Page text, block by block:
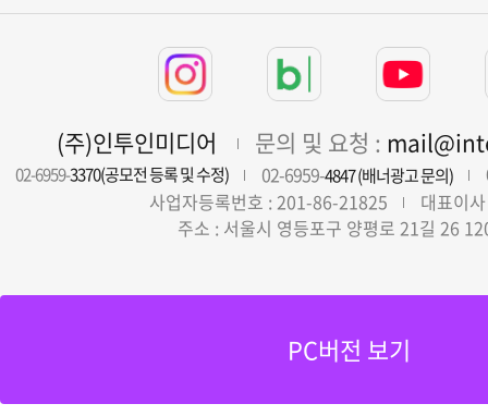
(주)인투인미디어 문의 및 요청 :
02-6959-3370(공모전 등록 및 수정) 02-6959-4847 (배너광고 문의)
사업자등록번호 : 201-86-21825
대표이
주소 : 서울시 영등포구 양평로 21길 26
PC버전 보기